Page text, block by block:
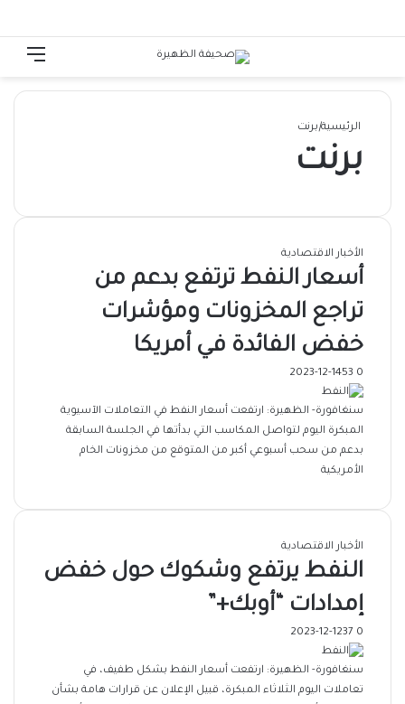
تسجيل الدخول
الرئيسية|برنت
برنت
الأخبار الاقتصادية
أسعار النفط ترتفع بدعم من
تراجع المخزونات ومؤشرات
خفض الفائدة في أمريكا
2023-12-14 0
سنغافورة- الظهيرة: ارتفعت أسعار النفط في التعاملات الآسيوية
المبكرة اليوم لتواصل المكاسب التي بدأتها في الجلسة السابقة
بدعم من سحب أسبوعي أكبر من المتوقع من مخزونات الخام
الأمريكية
الأخبار الاقتصادية
النفط يرتفع وشكوك حول خفض
إمدادات “أوبك+”
2023-12-12 0
سنغافورة- الظهيرة: ارتفعت أسعار النفط بشكل طفيف، في
تعاملات اليوم الثلاثاء المبكرة، قبيل الإعلان عن قرارات هامة بشأن